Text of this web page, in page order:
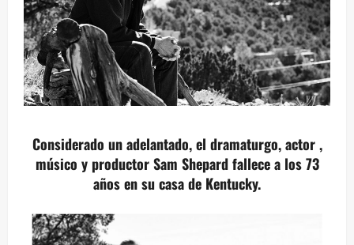
Considerado un adelantado, el dramaturgo, actor ,
músico y productor Sam Shepard fallece a los 73
años en su casa de Kentucky.